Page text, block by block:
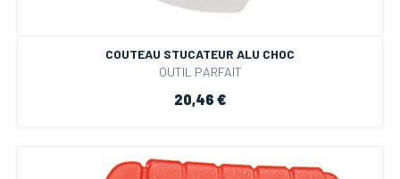
COUTEAU STUCATEUR ALU CHOC
OUTIL PARFAIT
20,46 €